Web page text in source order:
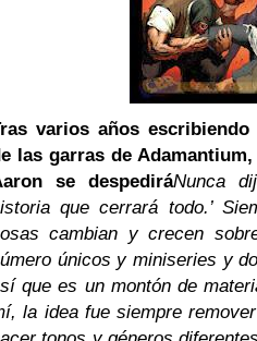
varios años
las garras de
se despediráNunca
que cerrará todo.’
cambian y crecen
únicos y miniseries y
que es un montón de
la idea fue siempre